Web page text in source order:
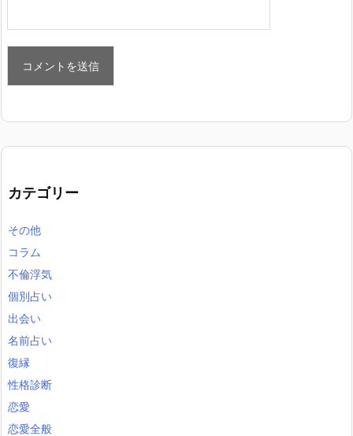
カテゴリー
その他
コラム
不倫浮気
個別占い
出会い
名前占い
復縁
性格診断
恋愛
恋愛全般